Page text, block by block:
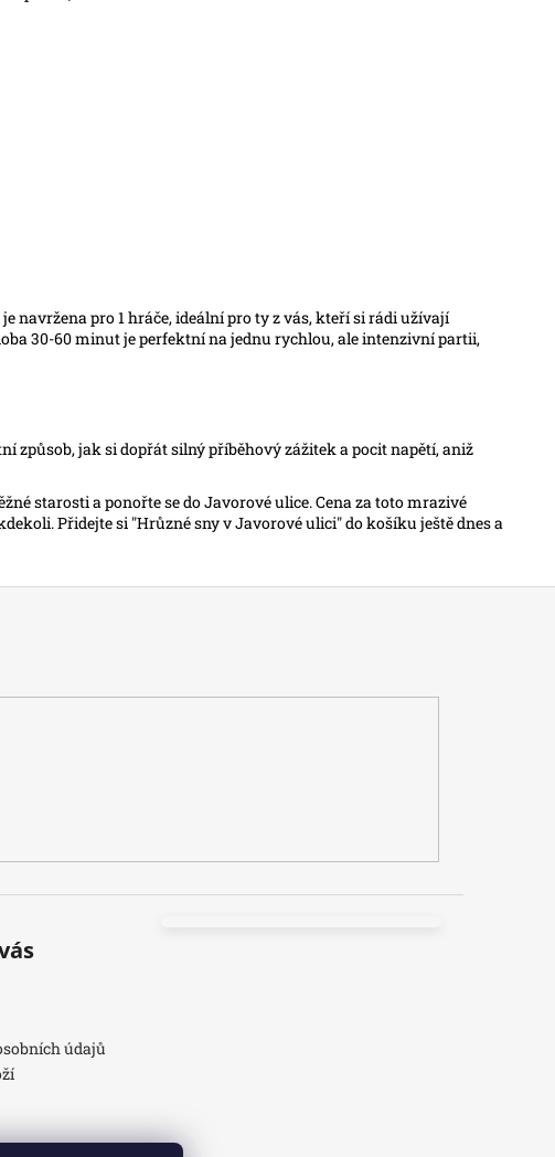
navržena pro 1 hráče, ideální pro ty z vás, kteří si rádi užívají
30-60 minut je perfektní na jednu rychlou, ale intenzivní partii,
způsob, jak si dopřát silný příběhový zážitek a pocit napětí, aniž
starosti a ponořte se do Javorové ulice. Cena za toto mrazivé
Přidejte si "Hrůzné sny v Javorové ulici" do košíku ještě dnes a
údajů